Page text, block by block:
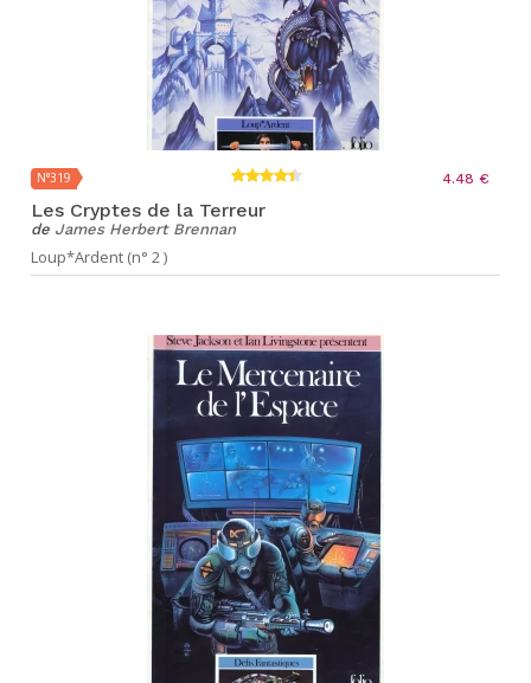
N°319 4.48 €
Les Cryptes de la Terreur
de James Herbert Brennan
Loup*Ardent (n° 2 )